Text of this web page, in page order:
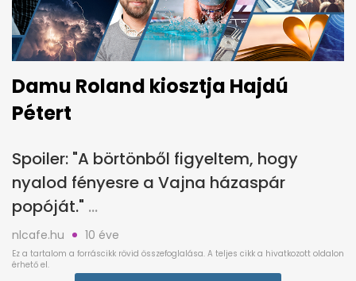
Damu Roland kiosztja Hajdú
Pétert
Spoiler: "A börtönből figyeltem, hogy
nyalod fényesre a Vajna házaspár
popóját."
nlcafe.hu 10 éve